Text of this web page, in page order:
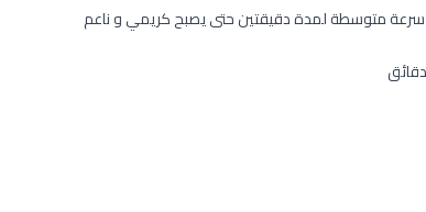
سرعة متوسطة لمدة دقيقتين حتى يصبح كريمي و ناعم